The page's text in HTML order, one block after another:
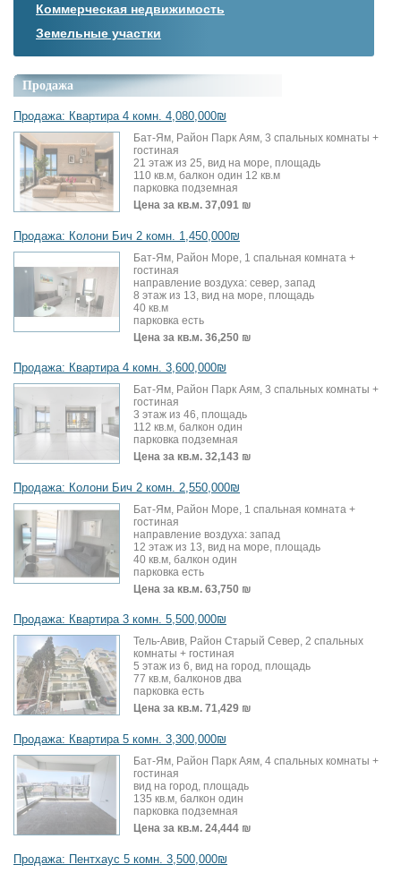
Коммерческая недвижимость
Земельные участки
Продажа
Продажа: Квартира 4 комн. 4,080,000₪
Бат-Ям, Район Парк Аям, 3 спальных комнаты +
гостиная
21 этаж из 25, вид на море, площадь
110 кв.м, балкон один 12 кв.м
парковка подземная
Цена за кв.м. 37,091 ₪
Продажа: Колони Бич 2 комн. 1,450,000₪
Бат-Ям, Район Море, 1 спальная комната +
гостиная
направление воздуха: север, запад
8 этаж из 13, вид на море, площадь
40 кв.м
парковка есть
Цена за кв.м. 36,250 ₪
Продажа: Квартира 4 комн. 3,600,000₪
Бат-Ям, Район Парк Аям, 3 спальных комнаты +
гостиная
3 этаж из 46, площадь
112 кв.м, балкон один
парковка подземная
Цена за кв.м. 32,143 ₪
Продажа: Колони Бич 2 комн. 2,550,000₪
Бат-Ям, Район Море, 1 спальная комната +
гостиная
направление воздуха: запад
12 этаж из 13, вид на море, площадь
40 кв.м, балкон один
парковка есть
Цена за кв.м. 63,750 ₪
Продажа: Квартира 3 комн. 5,500,000₪
Тель-Авив, Район Старый Север, 2 спальных
комнаты + гостиная
5 этаж из 6, вид на город, площадь
77 кв.м, балконов два
парковка есть
Цена за кв.м. 71,429 ₪
Продажа: Квартира 5 комн. 3,300,000₪
Бат-Ям, Район Парк Аям, 4 спальных комнаты +
гостиная
вид на город, площадь
135 кв.м, балкон один
парковка подземная
Цена за кв.м. 24,444 ₪
Продажа: Пентхаус 5 комн. 3,500,000₪